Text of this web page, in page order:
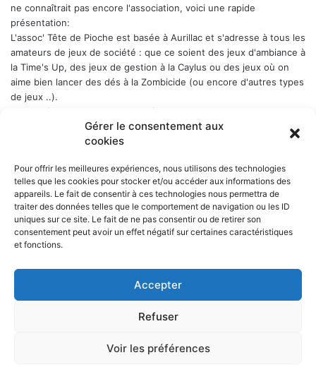
Gérer le consentement aux
cookies
Pour offrir les meilleures expériences, nous utilisons des technologies
telles que les cookies pour stocker et/ou accéder aux informations des
appareils. Le fait de consentir à ces technologies nous permettra de
traiter des données telles que le comportement de navigation ou les ID
uniques sur ce site. Le fait de ne pas consentir ou de retirer son
consentement peut avoir un effet négatif sur certaines caractéristiques
et fonctions.
Accepter
Refuser
Voir les préférences
ne connaîtrait pas encore l'association, voici une rapide
présentation:
L'assoc' Tête de Pioche est basée à Aurillac et s'adresse à tous les
amateurs de jeux de société : que ce soient des jeux d'ambiance à
la Time's Up, des jeux de gestion à la Caylus ou des jeux où on
aime bien lancer des dés à la Zombicide (ou encore d'autres types
de jeux ..).
Les soirées-jeux sont ouvertes à tous (enfin quand même plutôt
aux adultes). Elles ont lieu chaque Week-end en alternance : 1er
samedi du mois, puis vendredi, puis samedi etc..., a Belbex (6
minuit...
La cotisation annuelle est de 10 € (mais le trésorier est indulgent
envers les curieux qui viennent une fois comme ça ...)Donc, si
cela vous dit, n'hésitez pas !
L'angle du jeu - 5 rue Marchande, 15000 Aurillac